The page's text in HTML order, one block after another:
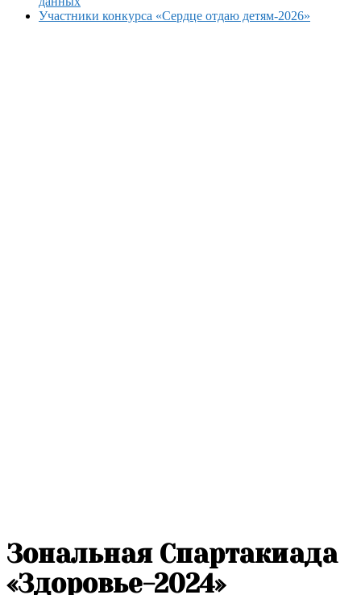
Участники конкурса «Сердце отдаю детям-2026»
Зональная Спартакиада
«Здоровье-2024»